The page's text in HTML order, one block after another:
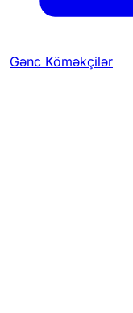
Gənc Köməkçilər